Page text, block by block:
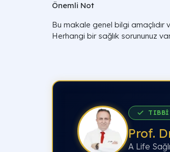
Önemli Not
Bu makale genel bilgi
Herhangi bir sağlık sorununuz
TIBBİ
Prof.
A Life